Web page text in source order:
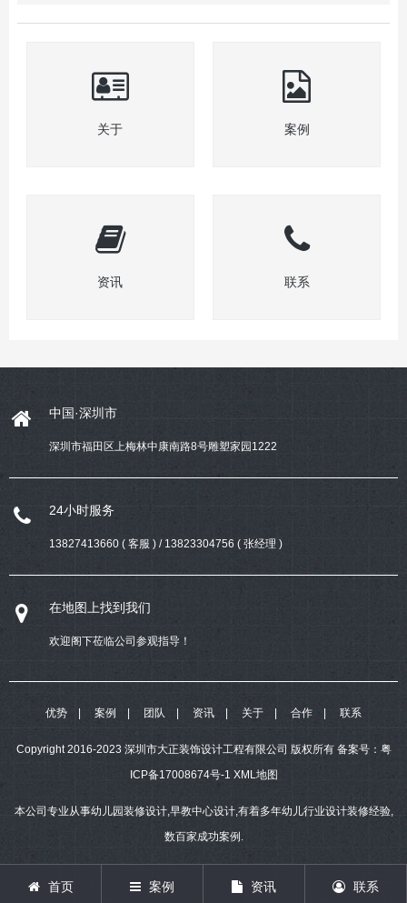
关于 案例
资讯 联系
中国·深圳市
深圳市福田区上梅林中康南路8号雕塑家园1222
24小时服务
13827413660 ( 客服 ) / 13823304756 ( 张经理 )
在地图上找到我们
欢迎阁下莅临公司参观指导！
优势 案例 团队 资讯 关于 合作 联系
Copyright 2016-2023 深圳市大正装饰设计工程有限公司 版权所有 备案号： 粤
ICP备17008674号-1 XML地图
本公司专业从事幼儿园装修设计,早教中心设计,有着多年幼儿行业设计装修经验,
数百家成功案例.
首页 案例 资讯 联系